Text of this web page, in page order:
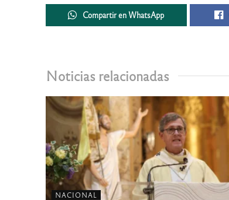
Compartir en WhatsApp
Noticias relacionadas
NACIONAL